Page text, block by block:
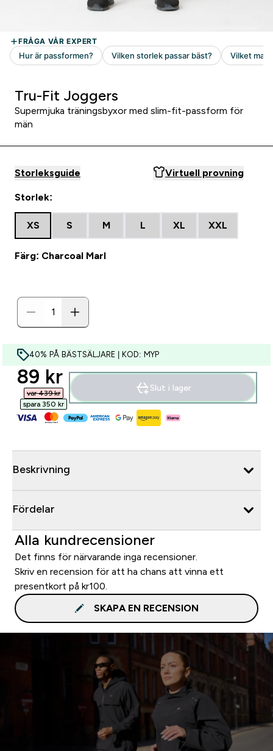
Tru-Fit Joggers
Supermjuka träningsbyxor med slim-fit-passform för
män
Storleksguide Virtuell provning
Storlek:
XS S M L XL XXL
Färg: Charcoal Marl
40% PÅ BÄSTSÄLJARE | KOD: MYP
discounted price
89 kr‎
var 439 kr‎
spara 350 kr‎
Slut i lager
Beskrivning
Fördelar
Alla kundrecensioner
Det finns för närvarande inga recensioner.
Skriv en recension för att ha chans att vinna ett
presentkort på kr100.
SKAPA EN RECENSION